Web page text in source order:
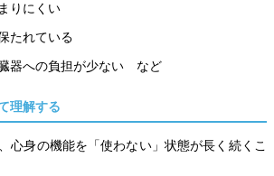
りにくい
たれている
器への負担が少ない など
理解する
心身の機能を「使わない」状態が長く続くこ